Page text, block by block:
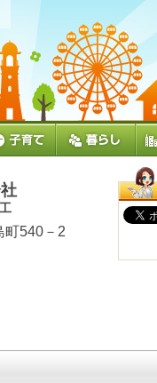
町540－2